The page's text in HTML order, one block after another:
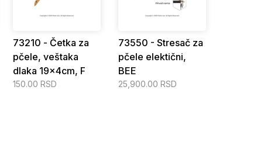
73210 - Četka za
pčele, veštaka
dlaka 19x4cm, F
150.00 RSD
73550 - Stresač za
pčele elektični,
BEE
25,900.00 RSD